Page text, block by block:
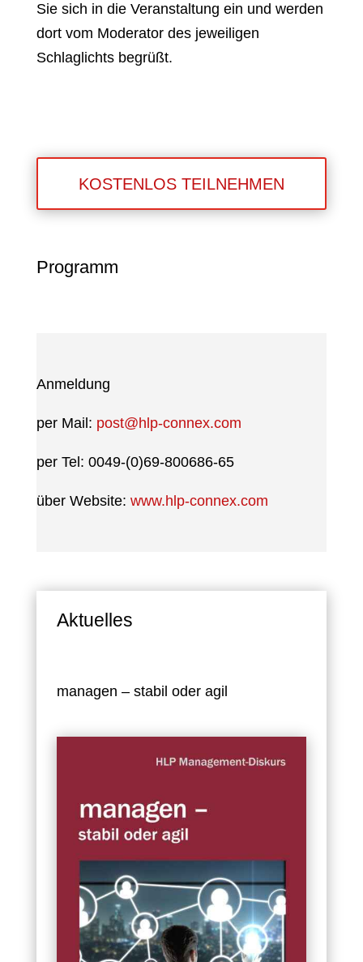
Sie sich in die Veranstaltung ein und werden
dort vom Moderator des jeweiligen
Schlaglichts begrüßt.
KOSTENLOS TEILNEHMEN
Programm
Anmeldung
per Mail: post@hlp-connex.com
per Tel: 0049-(0)69-800686-65
über Website: www.hlp-connex.com
Aktuelles
managen – stabil oder agil